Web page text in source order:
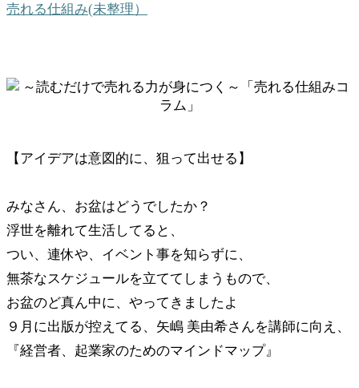
売れる仕組み(未整理）
【アイデアは意図的に、狙って出せる】
みなさん、お盆はどうでしたか？
浮世を離れて生活してると、
つい、連休や、イベント事を知らずに、
無茶なスケジュールを立ててしまうもので、
お盆のど真ん中に、やってきましたよ
９月に出版が控えてる、矢嶋 美由希さんを講師に向え、
『経営者、起業家のためのマインドマップ』